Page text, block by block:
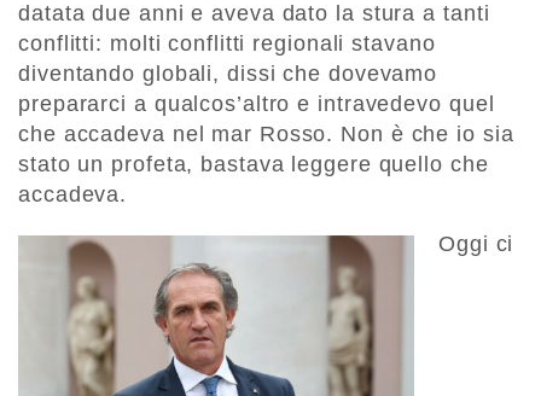
datata due anni e aveva dato la stura a tanti
conflitti: molti conflitti regionali stavano
diventando globali, dissi che dovevamo
prepararci a qualcos’altro e intravedevo quel
che accadeva nel mar Rosso. Non è che io sia
stato un profeta, bastava leggere quello che
accadeva.
Oggi ci